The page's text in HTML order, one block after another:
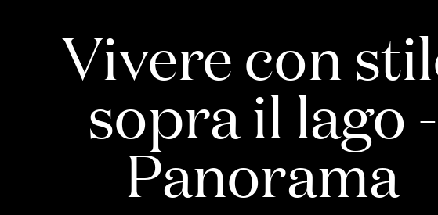
Vivere con
sopra il lago -
Panorama